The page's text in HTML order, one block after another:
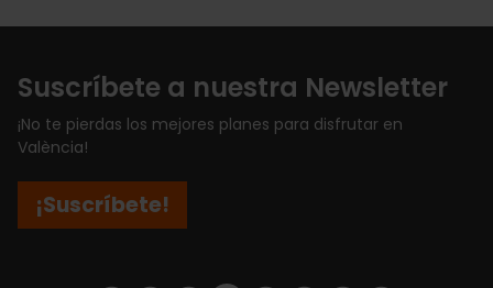
Suscríbete a nuestra Newsletter
¡No te pierdas los mejores planes para disfrutar en
València!
¡Suscríbete!